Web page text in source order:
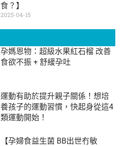
食？】
2025-04-15
孕媽恩物：超級水果紅石榴 改善
食欲不振 + 舒緩孕吐
運動有助於提升親子關係！想培
養孩子的運動習慣，快起身從這4
類運動開始！
【孕婦食益生菌 BB出世冇敏